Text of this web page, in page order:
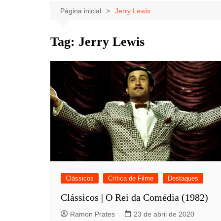
Celebridades
Música
Notícias
Clássicos
Página inicial Jerry Lewis
Tag: Jerry Lewis
Clássicos Crítica de Filme Destaques
Clássicos | O Rei da Comédia (1982)
Ramon Prates 23 de abril de 2020